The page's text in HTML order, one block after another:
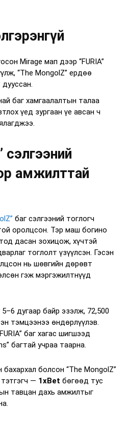
Mirage мап дээр “FURIA”
“The MongolZ” ердөө
баг хамгаалалтын талаа
үед зургаан үе авсан ч
сэлгээний
амжилттай
баг сэлгээний тоглогч
оролцсон. Тэр маш богино
дасан зохицож, хүчтэй
тоглолт үзүүлсэн. Гэсэн
нь шөвгийн дөрөвт
гэж мэргэжилтнүүд
дугаар байр эзэлж, 72,500
тэмцээнээ өндөрлүүлэв.
баг хагас шигшээд
багтай учраа таарна.
болсон “The MongolZ”
— 1xBet бөгөөд тус
тавцан дахь амжилтыг